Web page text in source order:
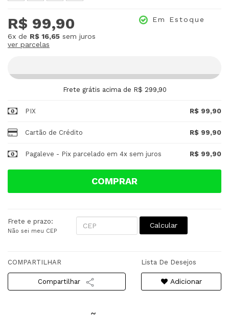
R$ 99,90
6x de R$ 16,65 sem juros
ver parcelas
Em Estoque
Frete grátis acima de R$ 299,90
PIX R$ 99,90
Cartão de Crédito R$ 99,90
Pagaleve - Pix parcelado em 4x sem juros R$ 99,90
COMPRAR
Frete e prazo:
Não sei meu CEP
Calcular
COMPARTILHAR
Compartilhar
Lista De Desejos
Adicionar